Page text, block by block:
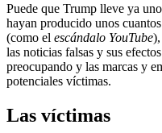
Puede que Trump lleve ya
hayan producido unos
(como el escándalo YouTube
las noticias falsas y sus
preocupando y las marcas y
potenciales víctimas.
Las víctimas